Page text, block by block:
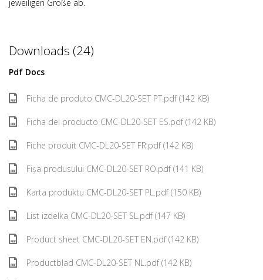
jeweiligen Größe ab.
Downloads (24)
Pdf Docs
Ficha de produto CMC-DL20-SET PT.pdf (142 KB)
Ficha del producto CMC-DL20-SET ES.pdf (142 KB)
Fiche produit CMC-DL20-SET FR.pdf (142 KB)
Fișa produsului CMC-DL20-SET RO.pdf (141 KB)
Karta produktu CMC-DL20-SET PL.pdf (150 KB)
List izdelka CMC-DL20-SET SL.pdf (147 KB)
Product sheet CMC-DL20-SET EN.pdf (142 KB)
Productblad CMC-DL20-SET NL.pdf (142 KB)